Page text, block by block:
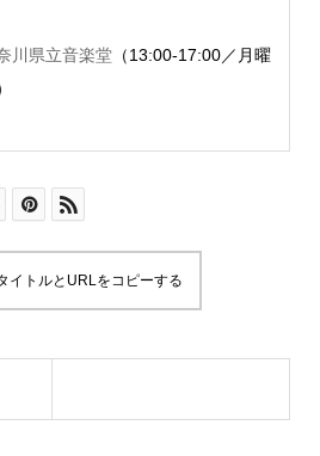
川県立音楽堂（13:00-17:00／月曜
イトルとURLをコピーする